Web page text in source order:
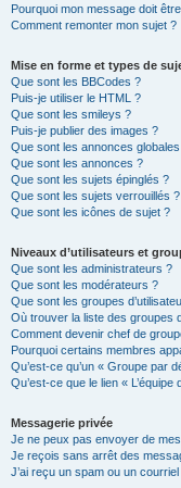
Pourquoi mon message doit
Comment remonter mon sujet ?
Mise en forme et types de
Que sont les BBCodes ?
Puis-je utiliser le HTML ?
Que sont les smileys ?
Puis-je publier des images ?
Que sont les annonces
Que sont les annonces ?
Que sont les sujets épinglés ?
Que sont les sujets verrouillés ?
Que sont les icônes de sujet ?
Niveaux d’utilisateurs et
Que sont les administrateurs ?
Que sont les modérateurs ?
Que sont les groupes
Où trouver la liste des groupes
Comment devenir chef de
Pourquoi certains membres
Qu’est-ce qu’un « Groupe par
Qu’est-ce que le lien « L’équipe
Messagerie privée
Je ne peux pas envoyer de
Je reçois sans arrêt des
J’ai reçu un spam ou un